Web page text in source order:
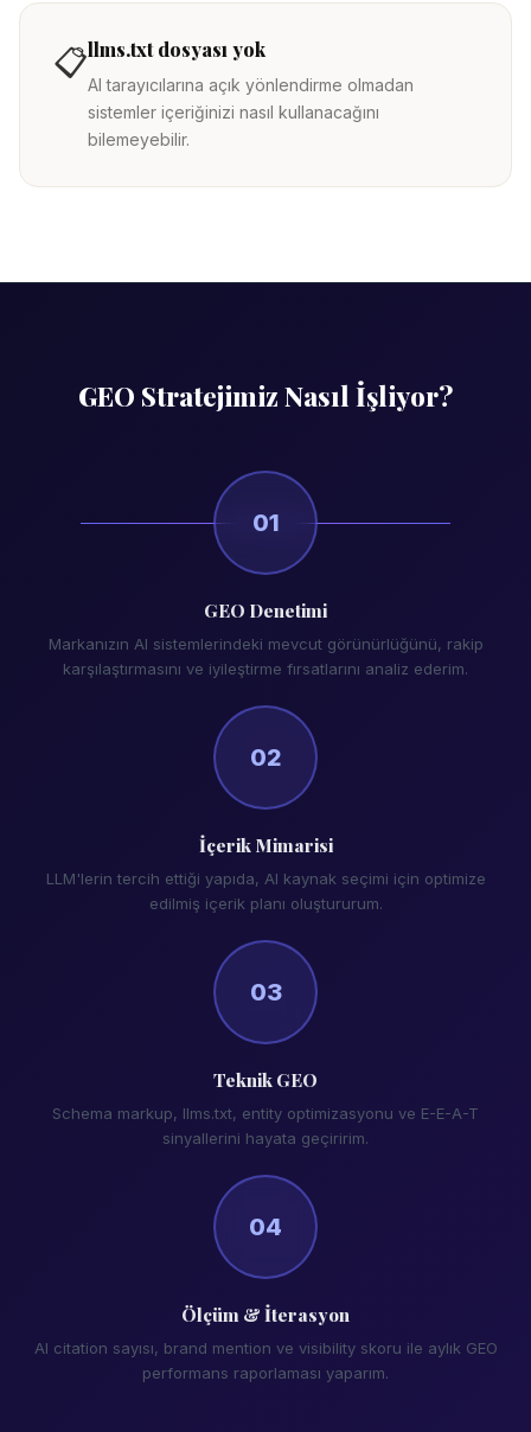
📋llms.txt dosyası yok
AI tarayıcılarına açık yönlendirme olmadan
sistemler içeriğinizi nasıl kullanacağını
bilemeyebilir.
GEO Stratejimiz Nasıl İşliyor?
01
GEO Denetimi
Markanızın AI sistemlerindeki mevcut görünürlüğünü, rakip
karşılaştırmasını ve iyileştirme fırsatlarını analiz ederim.
02
İçerik Mimarisi
LLM'lerin tercih ettiği yapıda, AI kaynak seçimi için optimize
edilmiş içerik planı oluştururum.
03
Teknik GEO
Schema markup, llms.txt, entity optimizasyonu ve E-E-A-T
sinyallerini hayata geçiririm.
04
Ölçüm & İterasyon
AI citation sayısı, brand mention ve visibility skoru ile aylık GEO
performans raporlaması yaparım.